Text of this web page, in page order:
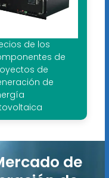
de los
de
de
de
de